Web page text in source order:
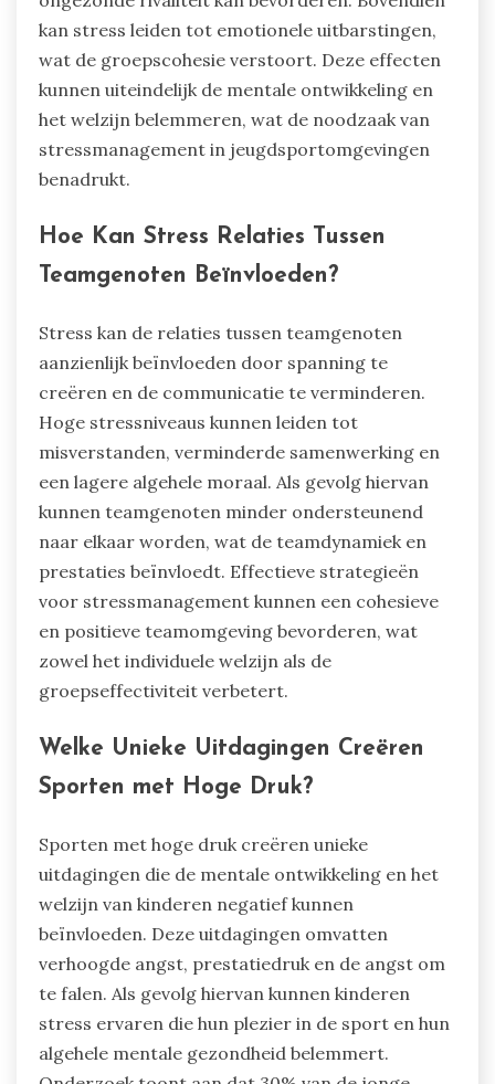
kan stress leiden tot emotionele uitbarstingen,
wat de groepscohesie verstoort. Deze effecten
kunnen uiteindelijk de mentale ontwikkeling en
het welzijn belemmeren, wat de noodzaak van
stressmanagement in jeugdsportomgevingen
benadrukt.
Hoe Kan Stress Relaties Tussen
Teamgenoten Beïnvloeden?
Stress kan de relaties tussen teamgenoten
aanzienlijk beïnvloeden door spanning te
creëren en de communicatie te verminderen.
Hoge stressniveaus kunnen leiden tot
misverstanden, verminderde samenwerking en
een lagere algehele moraal. Als gevolg hiervan
kunnen teamgenoten minder ondersteunend
naar elkaar worden, wat de teamdynamiek en
prestaties beïnvloedt. Effectieve strategieën
voor stressmanagement kunnen een cohesieve
en positieve teamomgeving bevorderen, wat
zowel het individuele welzijn als de
groepseffectiviteit verbetert.
Welke Unieke Uitdagingen Creëren
Sporten met Hoge Druk?
Sporten met hoge druk creëren unieke
uitdagingen die de mentale ontwikkeling en het
welzijn van kinderen negatief kunnen
beïnvloeden. Deze uitdagingen omvatten
verhoogde angst, prestatiedruk en de angst om
te falen. Als gevolg hiervan kunnen kinderen
stress ervaren die hun plezier in de sport en hun
algehele mentale gezondheid belemmert.